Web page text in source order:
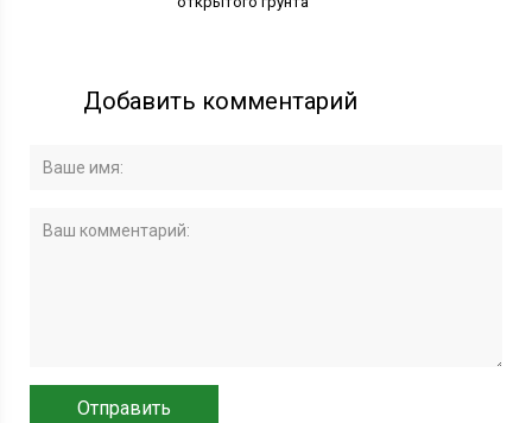
Добавить комментарий